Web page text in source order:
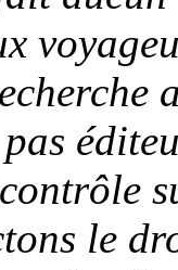
le